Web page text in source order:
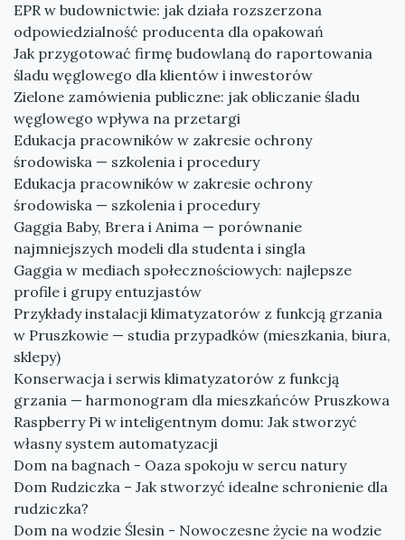
EPR w budownictwie: jak działa rozszerzona
odpowiedzialność producenta dla opakowań
Jak przygotować firmę budowlaną do raportowania
śladu węglowego dla klientów i inwestorów
Zielone zamówienia publiczne: jak obliczanie śladu
węglowego wpływa na przetargi
Edukacja pracowników w zakresie ochrony
środowiska — szkolenia i procedury
Edukacja pracowników w zakresie ochrony
środowiska — szkolenia i procedury
Gaggia Baby, Brera i Anima — porównanie
najmniejszych modeli dla studenta i singla
Gaggia w mediach społecznościowych: najlepsze
profile i grupy entuzjastów
Przykłady instalacji klimatyzatorów z funkcją grzania
w Pruszkowie — studia przypadków (mieszkania, biura,
sklepy)
Konserwacja i serwis klimatyzatorów z funkcją
grzania — harmonogram dla mieszkańców Pruszkowa
Raspberry Pi w inteligentnym domu: Jak stworzyć
własny system automatyzacji
Dom na bagnach - Oaza spokoju w sercu natury
Dom Rudziczka – Jak stworzyć idealne schronienie dla
rudziczka?
Dom na wodzie Ślesin - Nowoczesne życie na wodzie